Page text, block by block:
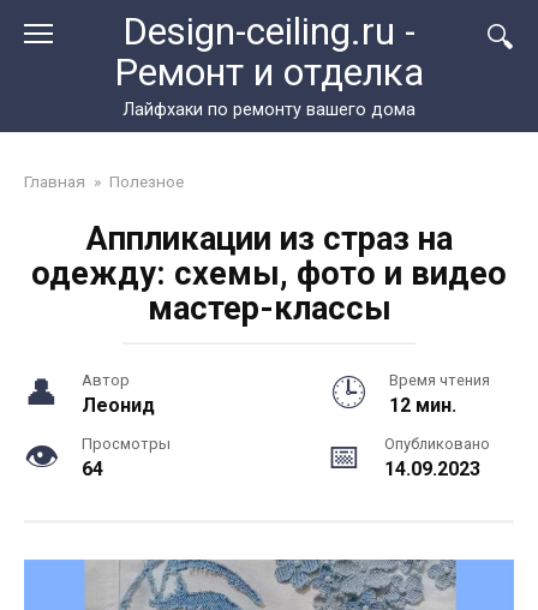
Design-ceiling.ru -
Ремонт и отделка
Лайфхаки по ремонту вашего дома
Главная » Полезное
Аппликации из страз на
одежду: схемы, фото и видео
мастер-классы
Автор
Леонид
Время чтения
12 мин.
Просмотры
64
Опубликовано
14.09.2023